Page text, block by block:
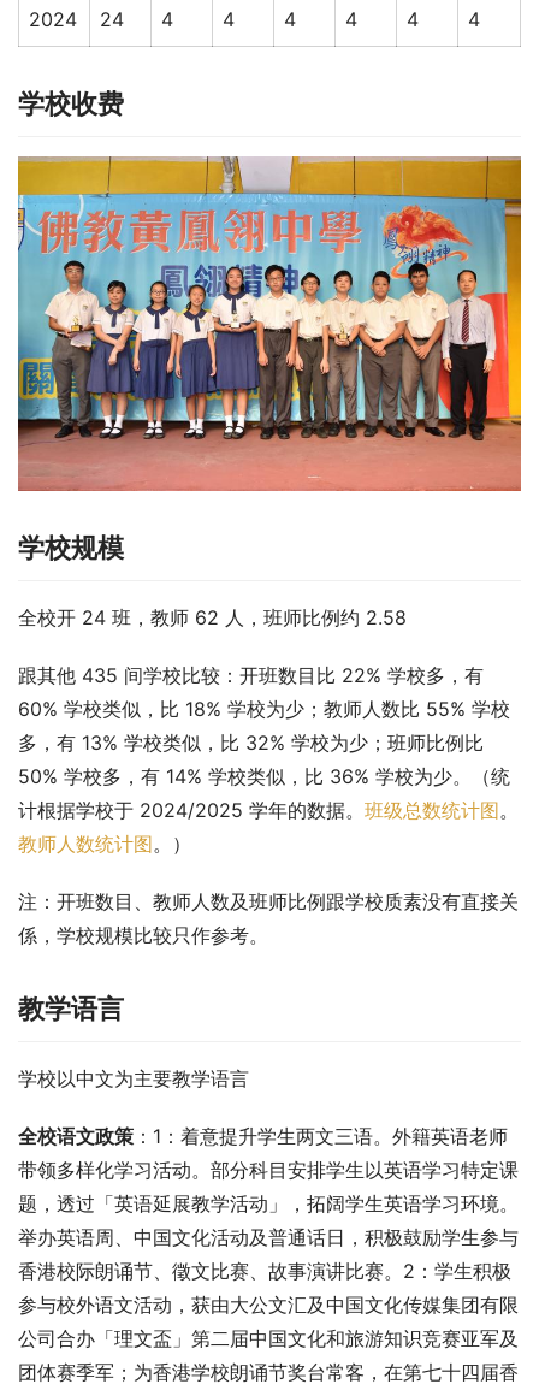
2024 24 4 4 4 4 4 4
学校收费
学校规模
全校开 24 班，教师 62 人，班师比例约 2.58
跟其他 435 间学校比较：开班数目比 22% 学校多，有
60% 学校类似，比 18% 学校为少；教师人数比 55% 学校
多，有 13% 学校类似，比 32% 学校为少；班师比例比
50% 学校多，有 14% 学校类似，比 36% 学校为少。（统
计根据学校于 2024/2025 学年的数据。 班级总数统计图。
教师人数统计图。）
注：开班数目、教师人数及班师比例跟学校质素没有直接关
係，学校规模比较只作参考。
教学语言
学校以中文为主要教学语言
全校语文政策 ：1：着意提升学生两文三语。外籍英语老师
带领多样化学习活动。部分科目安排学生以英语学习特定课
题，透过「英语延展教学活动」，拓阔学生英语学习环境。
举办英语周、中国文化活动及普通话日，积极鼓励学生参与
香港校际朗诵节、徵文比赛、故事演讲比赛。2：学生积极
参与校外语文活动，获由大公文汇及中国文化传媒集团有限
公司合办「理文盃」第二届中国文化和旅游知识竞赛亚军及
团体赛季军；为香港学校朗诵节奖台常客，在第七十四届香